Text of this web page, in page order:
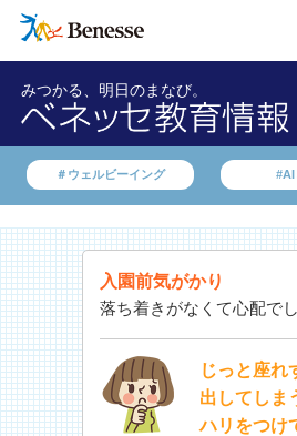
みつかる、明日のまなび。
＃ウェルビーイング #AI
入園前気がかり
落ち着きがなくて心配で
じっと座れ
出してしま
ハリをつけ